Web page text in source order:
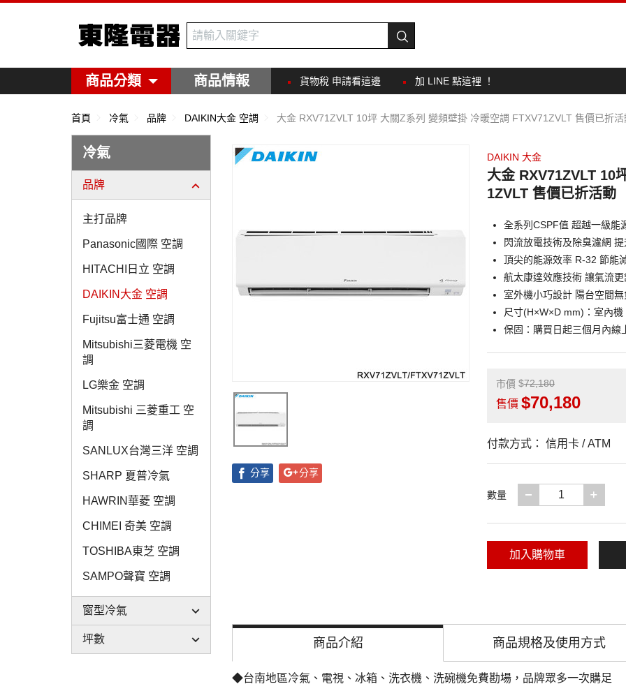
東隆電器
商品分類 商品情報 貨物稅 申請看這邊 加 LINE 點這裡 ！
首頁 冷氣 品牌 DAIKIN大金 空調 大金 RXV71ZVLT 10坪 大關Z系列 變頻壁掛 冷暖空調 FTXV71ZVLT 售價已折活
冷氣
品牌
主打品牌
Panasonic國際 空調
HITACHI日立 空調
DAIKIN大金 空調
Fujitsu富士通 空調
Mitsubishi三菱電機 空
調
LG樂金 空調
Mitsubishi 三菱重工 空
調
SANLUX台灣三洋 空調
SHARP 夏普冷氣
HAWRIN華菱 空調
CHIMEI 奇美 空調
TOSHIBA東芝 空調
SAMPO聲寶 空調
窗型冷氣
坪數
分享 分享
DAIKIN 大金
大金 RXV71ZVLT 10
1ZVLT 售價已折活動
全系列CSPF值 超越一級能
閃流放電技術及除臭濾網
頂尖的能源效率 R-32 節能
航太康達效應技術 讓氣流更
室外機小巧設計 陽台空間
尺寸(H×W×D mm)：室內
保固：購買日起三個月內線
市價 72,180
售價 70,180
付款方式： 信用卡 / ATM
數量 減少一項
加入購物車
商品介紹 商品規格及使用方式
◆台南地區冷氣、電視、冰箱、洗衣機、洗碗機免費勘場，品牌眾多一次購足